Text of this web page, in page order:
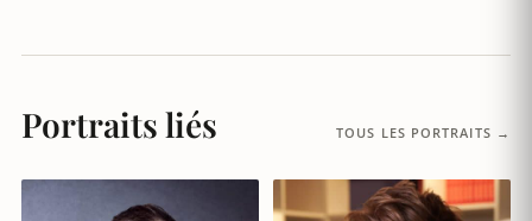
Portraits liés TOUS LES PORTRAITS →